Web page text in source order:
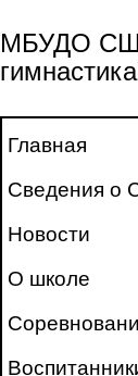
МБУДО
Главная
Сведения о
Новости
О школе